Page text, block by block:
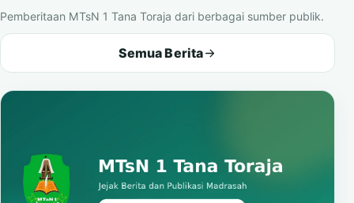
Pemberitaan MTsN 1 Tana Toraja dari berbagai sumber publik.
Semua Berita